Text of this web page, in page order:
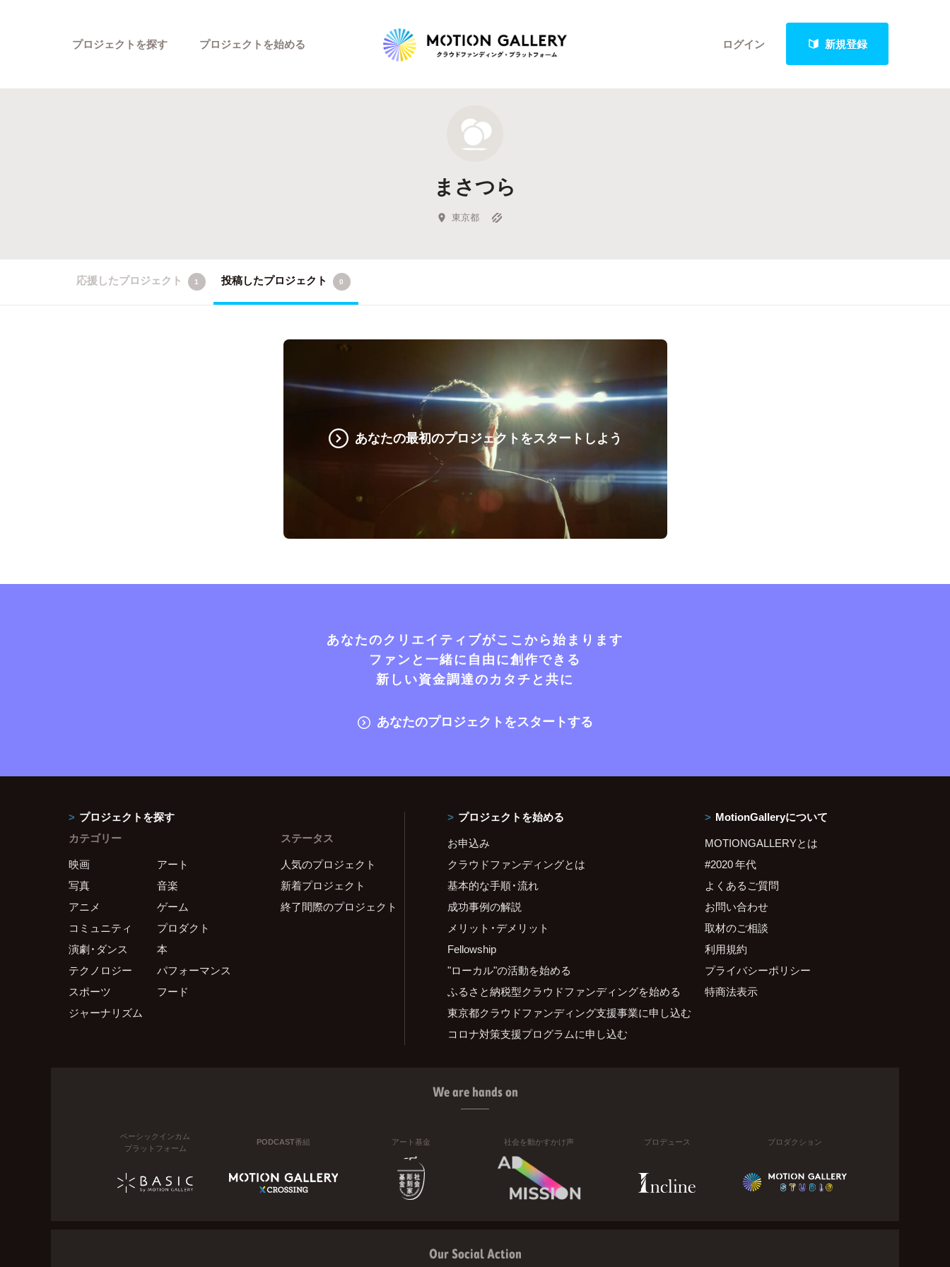
ログイン 新規登録
プロジェクトを探す
新着プロジェクト
Feature
キュレーターから探す
プロジェクトを始める
まさつら
東京都
応援したプロジェクト 1 投稿したプロジェクト 0
あなたの最初のプロジェクトをスタートしよう
あなたのクリエイティブがここから始まります
ファンと一緒に自由に創作できる
新しい資金調達のカタチと共に
あなたのプロジェクトをスタートする
プロジェクトを探す
カテゴリー
映画
アート
写真
音楽
アニメ
ゲーム
コミュニティ
プロダクト
演劇・ダンス
本
テクノロジー
パフォーマンス
スポーツ
フード
ジャーナリズム
ステータス
人気のプロジェクト
新着プロジェクト
終了間際のプロジェクト
プロジェクトを始める
お申込み
クラウドファンディングとは
基本的な手順・流れ
成功事例の解説
メリット・デメリット
Fellowship
"ローカル"の活動を始める
ふるさと納税型クラウドファンディングを始める
東京都クラウドファンディング支援事業に申し込む
コロナ対策支援プログラムに申し込む
MotionGalleryについて
MOTIONGALLERYとは
#2020 年代
よくあるご質問
お問い合わせ
取材のご相談
利用規約
プライバシーポリシー
特商法表示
We are hands on
ベーシックインカム
プラットフォーム
PODCAST番組 アート基金 社会を動かすかけ声 プロデュース プロダクション
Our Social Action